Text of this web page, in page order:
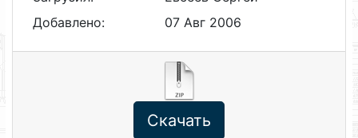
Добавлено:
07 Авг 2006
Скачать